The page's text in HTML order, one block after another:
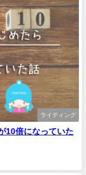
ライティング
10倍になっていた